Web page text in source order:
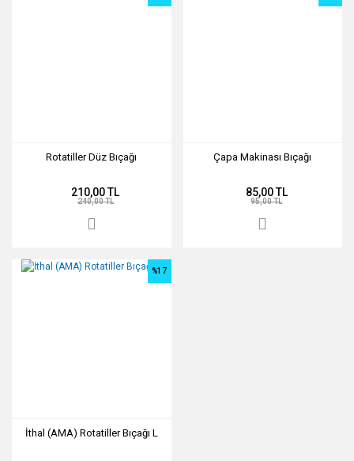
Rotatiller Düz Bıçağı
210,00 TL
240,00 TL
Çapa Makinası Bıçağı
85,00 TL
95,00 TL
İthal (AMA) Rotatiller Bıçağı L
%17